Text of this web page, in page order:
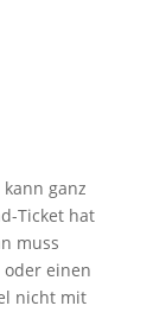
ganz
Ticket hat
muss
oder einen
nicht mit